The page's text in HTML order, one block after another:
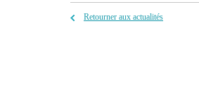
Retourner aux actualités